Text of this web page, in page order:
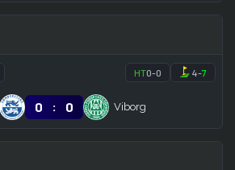
HT0-0 4-7
0 : 0 Viborg